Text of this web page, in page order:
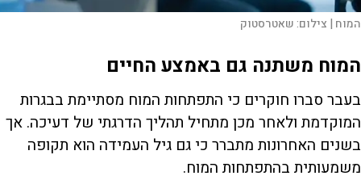
המוח | צילום:שאטרסטוק
המוח משתנה גם באמצע החיים
בעבר סברו חוקרים כי התפתחות המוח מסתיימת בבגרות
המוקדמת ולאחר מכן מתחיל תהליך הדרגתי של דעיכה. אך
בשנים האחרונות מתברר כי גם גיל העמידה הוא תקופה
משמעותית בהתפתחות המוח.